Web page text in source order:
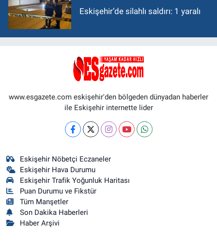
Eskişehir’de silahlı saldırı: 1 yaralı
www.esgazete.com eskişehir'den bölgeden dünyadan haberler
ile Eskişehir internette lider
Eskişehir Nöbetçi Eczaneler
Eskişehir Hava Durumu
Eskişehir Trafik Yoğunluk Haritası
Puan Durumu ve Fikstür
Tüm Manşetler
Son Dakika Haberleri
Haber Arşivi